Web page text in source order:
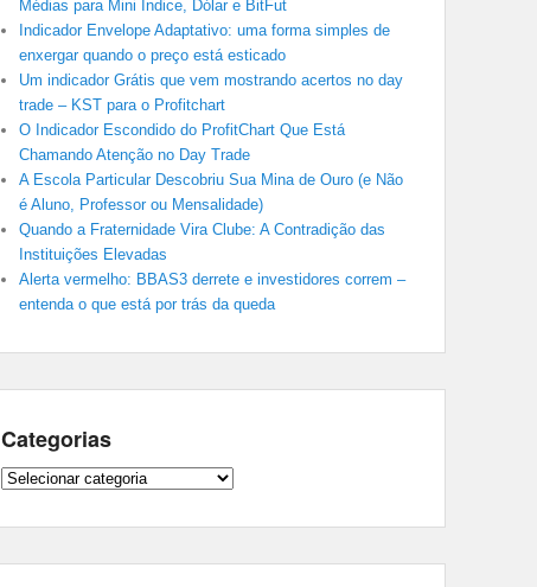
Médias para Mini Índice, Dólar e BitFut
Indicador Envelope Adaptativo: uma forma simples de
enxergar quando o preço está esticado
Um indicador Grátis que vem mostrando acertos no day
trade – KST para o Profitchart
O Indicador Escondido do ProfitChart Que Está
Chamando Atenção no Day Trade
A Escola Particular Descobriu Sua Mina de Ouro (e Não
é Aluno, Professor ou Mensalidade)
Quando a Fraternidade Vira Clube: A Contradição das
Instituições Elevadas
Alerta vermelho: BBAS3 derrete e investidores correm –
entenda o que está por trás da queda
Categorias
Categorias